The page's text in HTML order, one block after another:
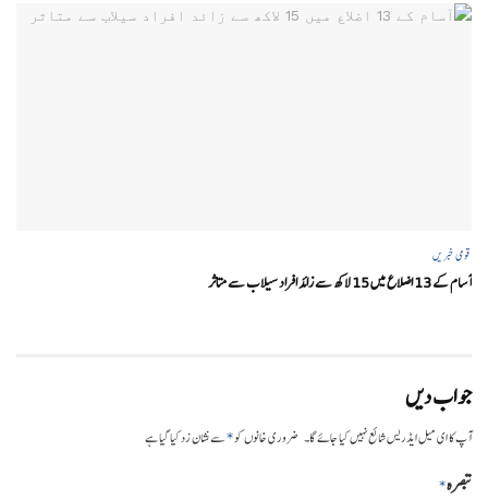
قومی خبریں
آسام کے 13 اضلاع میں 15 لاکھ سے زائد افراد سیلاب سے متاثر
جواب دیں
آپ کا ای میل ایڈریس شائع نہیں کیا جائے گا۔ ضروری خانوں کو*سے نشان زد کیا گیا ہے
تبصرہ*